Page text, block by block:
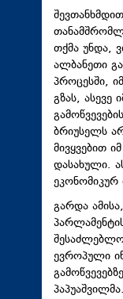
თქმა უნდა,
ალბანეთი
პროცესში,
გზას, ასევე
ბრიუსელს
მივყვებით
დასახული.
გარდა
ევროპული
პაპუაშვილმა.